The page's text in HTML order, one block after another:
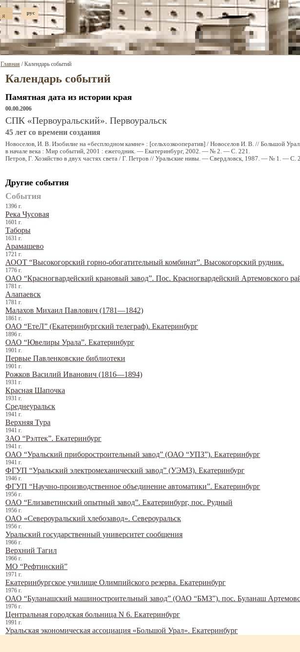
рус
Главная / Календарь событий
Календарь событий
Памятная дата из истории края
00.00.2006
СПК «Первоуральский». Первоуральск
45 лет со времени создания
Новоселов, И. В. Изобилие на «бесплодном камне» : [сельхозкооператив] / Новоселов И. В. // Большой
в начале века : Мир событий, 2001 : ежегодник. — Екатеринбург, 2002. — № 2. — С. 221.
Петров, Г. Хозяйство в двух частях света / Г. Петров // Уральские нивы. — Свердловск, 1987. — № 1. —
Другие события
События
1396 г.
Река Чусовая
1601 г.
Таборы
1631 г.
Арамашево
1721 г.
АООТ “Высокогорский горно-обогатительный комбинат”. Высокогорский рудник.
1776 г.
ОАО “Красногвардейский крановый завод”. Пос. Красногвардейский Артемовского
1781 г.
Алапаевск
1781 г.
Малахов Михаил Павлович (1781—1842)
1861 г.
ОАО “ЕтеЛ” (Екатеринбургский телеграф). Екатеринбург
1896 г.
ОАО “Ювелиры Урала”. Екатеринбург
1901 г.
Первые Павленковские библиотеки
1901 г.
Рожков Василий Иванович (1816—1894)
1931 г.
Красная Шапочка
1931 г.
Среднеуральск
1941 г.
Верхняя Тура
1941 г.
ЗАО “Рэлтек”. Екатеринбург
1941 г.
ОАО “Уральский приборостроительный завод” (ОАО “УПЗ”). Екатеринбург
1941 г.
ФГУП “Уральский электромеханический завод” (УЭМЗ). Екатеринбург
1946 г.
ФГУП “Научно-производственное объединение автоматики”. Екатеринбург
1956 г.
ОАО “Елизаветинский опытный завод”. Екатеринбург, пос. Рудный
1956 г.
ОАО «Североуральский хлебозавод». Североуральск
1956 г.
Уральский государственный университет сообщения
1966 г.
Верхний Тагил
1966 г.
МО “Рефтинский”
1971 г.
Екатеринбургское училище Олимпийского резерва. Екатеринбург
1976 г.
ОАО “Буланашский машиностроительный завод” (ОАО “БМЗ”). пос. Буланаш
1976 г.
Центральная городская больница N 6. Екатеринбург
1991 г.
Уральская экономическая ассоциация «Большой Урал». Екатеринбург